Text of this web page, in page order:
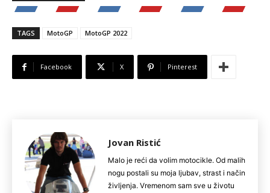
TAGS MotoGP MotoGP 2022
Facebook X Pinterest
Jovan Ristić
Malo je reći da volim motocikle. Od malih
nogu postali su moja ljubav, strast i način
življenja. Vremenom sam sve u životu